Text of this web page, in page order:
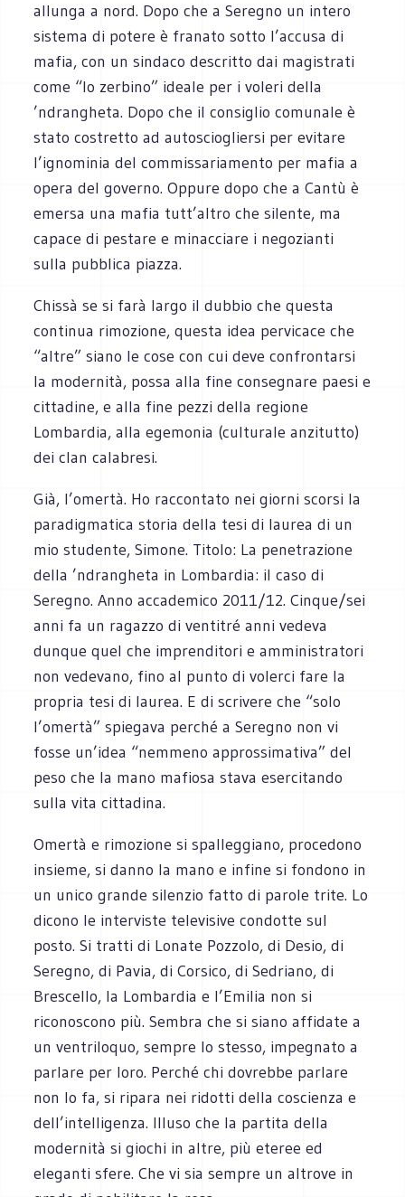
allunga a nord. Dopo che a Seregno un intero
sistema di potere è franato sotto l’accusa di
mafia, con un sindaco descritto dai magistrati
come “lo zerbino” ideale per i voleri della
’ndrangheta. Dopo che il consiglio comunale è
stato costretto ad autosciogliersi per evitare
l’ignominia del commissariamento per mafia a
opera del governo. Oppure dopo che a Cantù è
emersa una mafia tutt’altro che silente, ma
capace di pestare e minacciare i negozianti
sulla pubblica piazza.
Chissà se si farà largo il dubbio che questa
continua rimozione, questa idea pervicace che
“altre” siano le cose con cui deve confrontarsi
la modernità, possa alla fine consegnare paesi e
cittadine, e alla fine pezzi della regione
Lombardia, alla egemonia (culturale anzitutto)
dei clan calabresi.
Già, l’omertà. Ho raccontato nei giorni scorsi la
paradigmatica storia della tesi di laurea di un
mio studente, Simone. Titolo: La penetrazione
della ’ndrangheta in Lombardia: il caso di
Seregno. Anno accademico 2011/12. Cinque/sei
anni fa un ragazzo di ventitré anni vedeva
dunque quel che imprenditori e amministratori
non vedevano, fino al punto di volerci fare la
propria tesi di laurea. E di scrivere che “solo
l’omertà” spiegava perché a Seregno non vi
fosse un’idea “nemmeno approssimativa” del
peso che la mano mafiosa stava esercitando
sulla vita cittadina.
Omertà e rimozione si spalleggiano, procedono
insieme, si danno la mano e infine si fondono in
un unico grande silenzio fatto di parole trite. Lo
dicono le interviste televisive condotte sul
posto. Si tratti di Lonate Pozzolo, di Desio, di
Seregno, di Pavia, di Corsico, di Sedriano, di
Brescello, la Lombardia e l’Emilia non si
riconoscono più. Sembra che si siano affidate a
un ventriloquo, sempre lo stesso, impegnato a
parlare per loro. Perché chi dovrebbe parlare
non lo fa, si ripara nei ridotti della coscienza e
dell’intelligenza. Illuso che la partita della
modernità si giochi in altre, più eteree ed
eleganti sfere. Che vi sia sempre un altrove in